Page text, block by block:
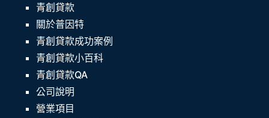
青創貸款
關於普因特
青創貸款成功案例
青創貸款小百科
青創貸款QA
公司說明
營業項目